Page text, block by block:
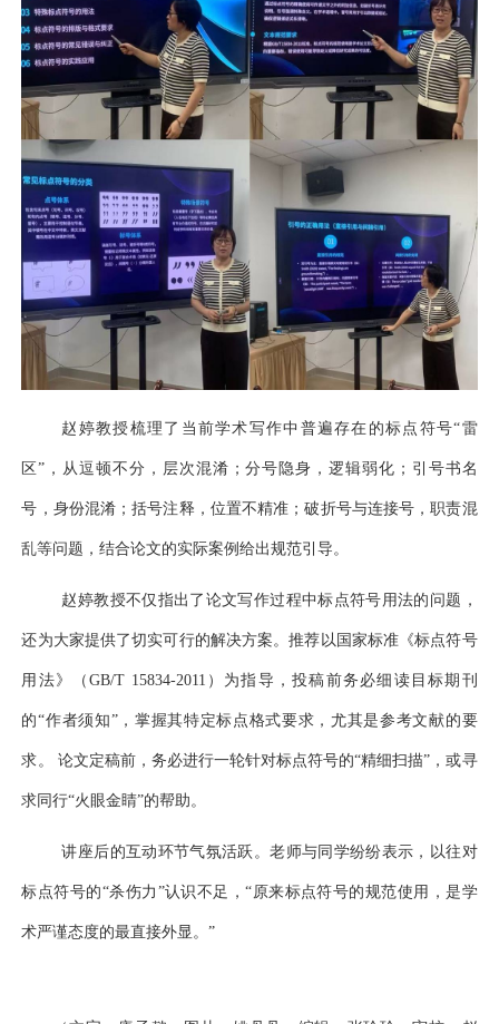
赵婷教授梳理了当前学术写作中普遍存在的标点符号“雷
区”，从逗顿不分，层次混淆；分号隐身，逻辑弱化；引号书名
号，身份混淆；括号注释，位置不精准；破折号与连接号，职责混
乱等问题，结合论文的实际案例给出规范引导。
赵婷教授不仅指出了论文写作过程中标点符号用法的问题，
还为大家提供了切实可行的解决方案。推荐以国家标准《标点符号
用法》（GB/T 15834-2011）为指导，投稿前务必细读目标期刊
的“作者须知”，掌握其特定标点格式要求，尤其是参考文献的要
求。 论文定稿前，务必进行一轮针对标点符号的“精细扫描”，或寻
求同行“火眼金睛”的帮助。
讲座后的互动环节气氛活跃。老师与同学纷纷表示，以往对
标点符号的“杀伤力”认识不足，“原来标点符号的规范使用，是学
术严谨态度的最直接外显。”